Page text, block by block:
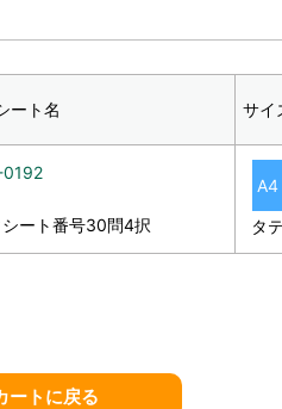
ート名 サイ
0192
ート番号30問4択
A4
タ
ートに戻る